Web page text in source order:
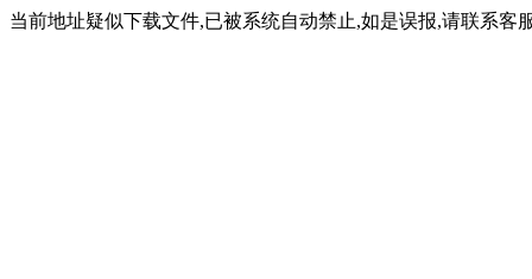
当前地址疑似下载文件,已被系统自动禁止,如是误报,请联系客